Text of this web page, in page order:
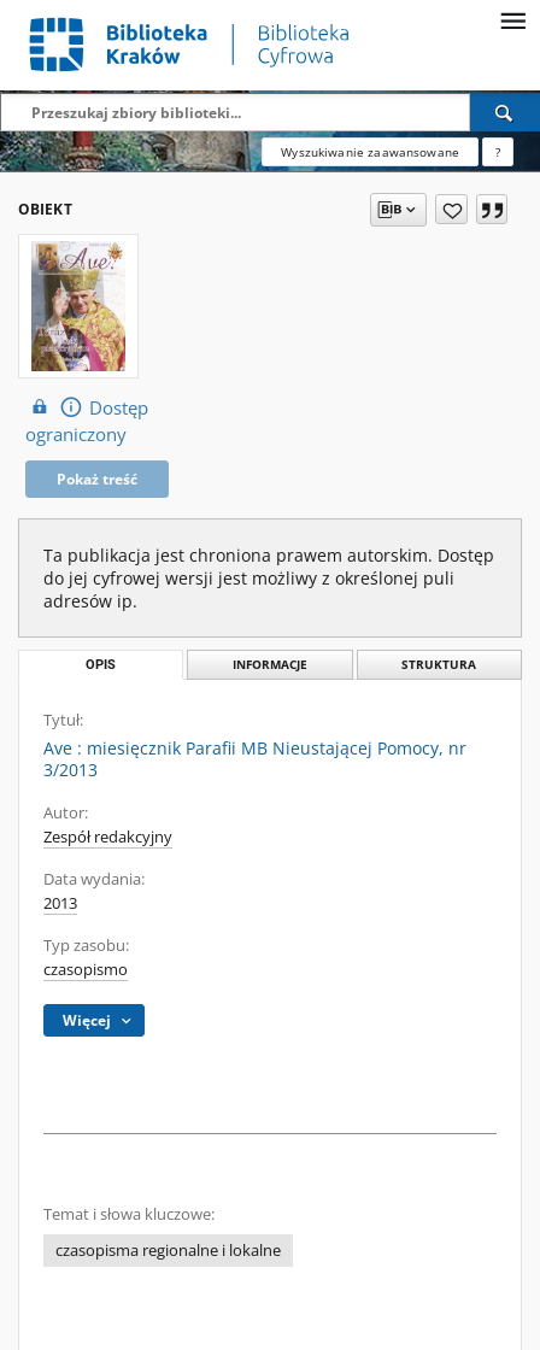
Wyszukiwanie zaawansowane ?
OBIEKT
Dostęp
ograniczony
Pokaż treść
Ta publikacja jest chroniona prawem autorskim. Dostęp
do jej cyfrowej wersji jest możliwy z określonej puli
adresów ip.
OPIS INFORMACJE STRUKTURA
Tytuł:
Ave : miesięcznik Parafii MB Nieustającej Pomocy, nr
3/2013
Autor:
Zespół redakcyjny
Data wydania:
2013
Typ zasobu:
czasopismo
Więcej
Temat i słowa kluczowe:
czasopisma regionalne i lokalne